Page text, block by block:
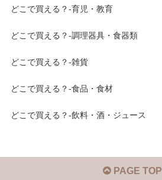
どこで買える？-育児・教育
どこで買える？-調理器具・食器類
どこで買える？-雑貨
どこで買える？-食品・食材
どこで買える？-飲料・酒・ジュース
PAGE TOP